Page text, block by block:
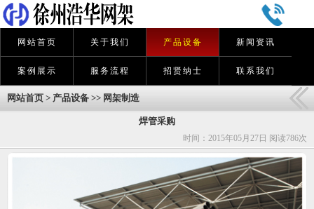
网站首页 关于我们 产品设备 新闻资讯
案例展示 服务流程 招贤纳士 联系我们
网站首页 > 产品设备 >> 网架制造
焊管采购
时间：2015年05月27日 阅读786次